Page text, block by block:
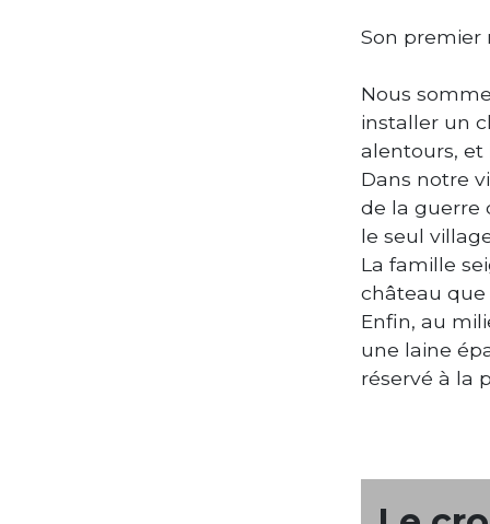
Son premier
Nous
installer un
alentours, et
Dans notre
de la guerre
le seul
La famille
château que
Enfin, au
une laine
réservé à la